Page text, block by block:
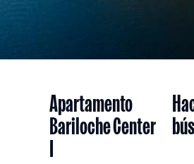
Apartamento
Bariloche Center
I